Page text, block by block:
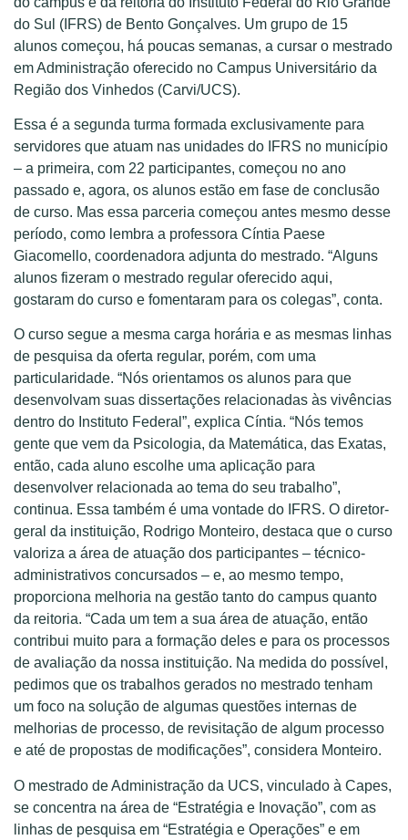
do Sul (IFRS) de Bento Gonçalves. Um grupo de 15
alunos começou, há poucas semanas, a cursar o mestrado
em Administração oferecido no Campus Universitário da
Região dos Vinhedos (Carvi/UCS).
Essa é a segunda turma formada exclusivamente para
servidores que atuam nas unidades do IFRS no município
– a primeira, com 22 participantes, começou no ano
passado e, agora, os alunos estão em fase de conclusão
de curso. Mas essa parceria começou antes mesmo desse
período, como lembra a professora Cíntia Paese
Giacomello, coordenadora adjunta do mestrado. “Alguns
alunos fizeram o mestrado regular oferecido aqui,
gostaram do curso e fomentaram para os colegas”, conta.
O curso segue a mesma carga horária e as mesmas linhas
de pesquisa da oferta regular, porém, com uma
particularidade. “Nós orientamos os alunos para que
desenvolvam suas dissertações relacionadas às vivências
dentro do Instituto Federal”, explica Cíntia. “Nós temos
gente que vem da Psicologia, da Matemática, das Exatas,
então, cada aluno escolhe uma aplicação para
desenvolver relacionada ao tema do seu trabalho”,
continua. Essa também é uma vontade do IFRS. O diretor-
geral da instituição, Rodrigo Monteiro, destaca que o curso
valoriza a área de atuação dos participantes – técnico-
administrativos concursados – e, ao mesmo tempo,
proporciona melhoria na gestão tanto do campus quanto
da reitoria. “Cada um tem a sua área de atuação, então
contribui muito para a formação deles e para os processos
de avaliação da nossa instituição. Na medida do possível,
pedimos que os trabalhos gerados no mestrado tenham
um foco na solução de algumas questões internas de
melhorias de processo, de revisitação de algum processo
e até de propostas de modificações”, considera Monteiro.
O mestrado de Administração da UCS, vinculado à Capes,
se concentra na área de “Estratégia e Inovação”, com as
linhas de pesquisa em “Estratégia e Operações” e em